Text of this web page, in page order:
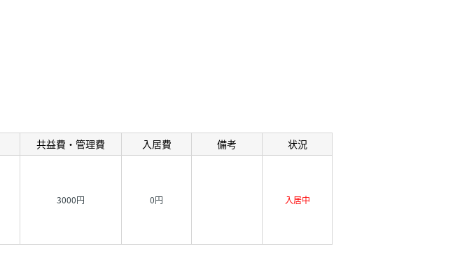
共益費・管理費 入居費 備考 状況
3000円 0円 入居中